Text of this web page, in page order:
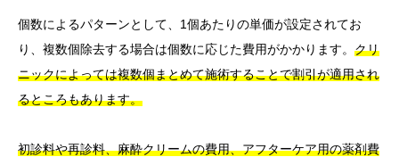
個数によるパターンとして、1個あたりの単価が設定されてお
り、複数個除去する場合は個数に応じた費用がかかります。 クリ
ニックによっては複数個まとめて施術することで割引が適用され
るところもあります。
初診料や再診料、麻酔クリームの費用、アフターケア用の薬剤費